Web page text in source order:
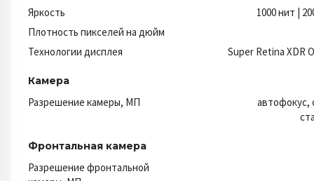
Яркость
1000 нит |
Плотность пикселей на дюйм
Технологии дисплея
Super Retina XDR
Камера
Разрешение камеры, МП
автофокус,
Фронтальная камера
Разрешение фронтальной